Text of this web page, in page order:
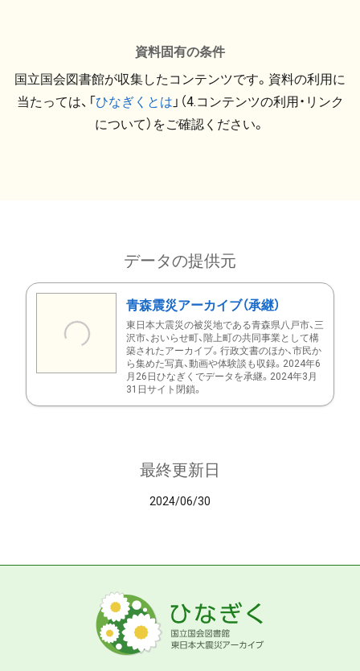
資料固有の条件
国立国会図書館が収集したコンテンツです。資料の利用に
当たっては、「ひなぎくとは 」（4.コンテンツの利用・リンク
について）をご確認ください。
データの提供元
青森震災アーカイブ（承継）
東日本大震災の被災地である青森県八戸市、三
沢市、おいらせ町、階上町の共同事業として構
築されたアーカイブ。行政文書のほか、市民か
ら集めた写真、動画や体験談も収録。2024年6
月26日ひなぎくでデータを承継。2024年3月
31日サイト閉鎖。
最終更新日
2024/06/30